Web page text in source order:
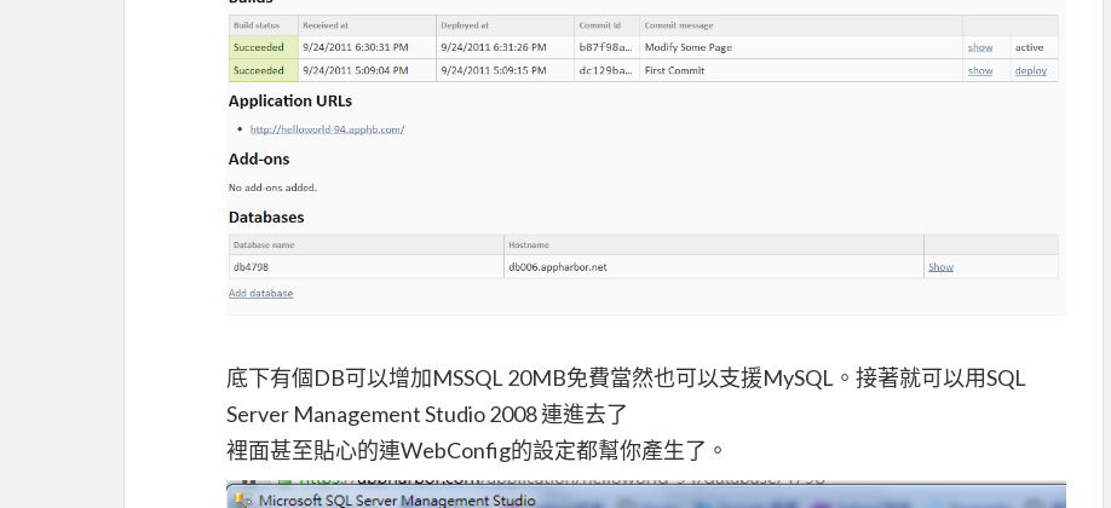
底下有個DB可以增加MSSQL 20MB免費當然也可以支援MySQL。接著就可以用SQL
Server Management Studio 2008 連進去了
裡面甚至貼心的連WebConfig的設定都幫你產生了。